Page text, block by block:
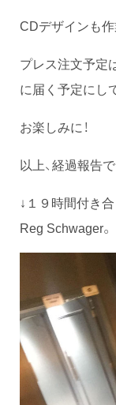
CDデザインも
プレス注文予定
に届く予定にし
お楽しみに！
以上、経過報告
↓１９時間付き
Reg Schwager。